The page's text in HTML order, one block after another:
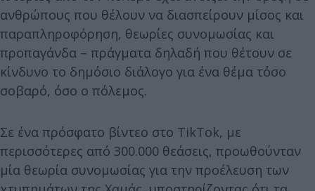
ανθρώπους που θέλουν να διασπείρουν μίσος και
παραπληροφόρηση, θεωρίες συνομωσίας και
προπαγάνδα – πράγματα δηλαδή που θέτουν σε
κίνδυνο το δημόσιο διάλογο για ένα θέμα τόσο
σοβαρό, όσο ο πόλεμος.
Σε ένα πρόσφατο βίντεο στο TikTok, με
περισσότερες από 300.000 θεάσεις, προωθούνταν
μία θεωρία συνομωσίας για την προέλευση των